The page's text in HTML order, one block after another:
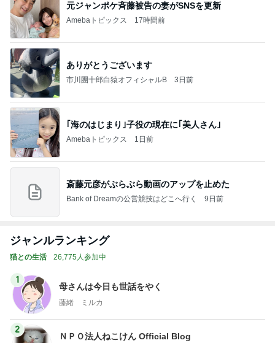
元ジャンポケ斉藤被告の妻がSNSを更新
Amebaトピックス 17時間前
ありがとうございます
市川團十郎白猿オフィシャルB 3日前
｢海のはじまり｣子役の現在に｢美人さん｣
Amebaトピックス 1日前
斎藤元彦がぶらぶら動画のアップを止めた
Bank of Dreamの公営競技はどこへ行く 9日前
ジャンルランキング
猫との生活 26,775人参加中
1
母さんは今日も世話をやく
藤緒 ミルカ
2
ＮＰＯ法人ねこけん Official Blog